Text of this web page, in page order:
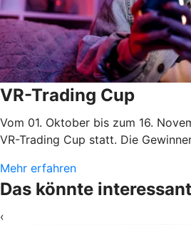
VR-Trading Cup
Vom 01. Oktober bis zum 16.
VR-Trading Cup statt. Die
Mehr erfahren
Das könnte
‹